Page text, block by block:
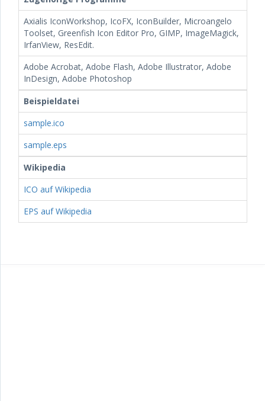
Axialis IconWorkshop, IcoFX, IconBuilder, Microangelo
Toolset, Greenfish Icon Editor Pro, GIMP, ImageMagick,
IrfanView, ResEdit.
Adobe Acrobat, Adobe Flash, Adobe Illustrator, Adobe
InDesign, Adobe Photoshop
Beispieldatei
sample.ico
sample.eps
Wikipedia
ICO auf Wikipedia
EPS auf Wikipedia